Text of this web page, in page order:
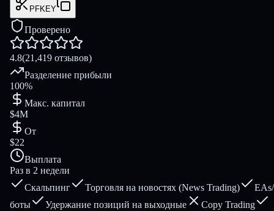
PFKEY
Проверено
4.8(21,419 отзывов)
Разделение прибыли
100%
Макс. капитал
$4M
От
$22
Выплата
Раз в 2 недели
Скальпинг
Торговля на новостях (News Trading)
EAs/
боты
Удержание позиций на выходные
Copy Trading